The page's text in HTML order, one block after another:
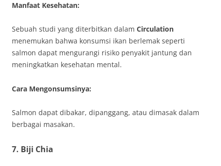
Manfaat Kesehatan:
Sebuah studi yang diterbitkan dalam Circulation
menemukan bahwa konsumsi ikan berlemak seperti
salmon dapat mengurangi risiko penyakit jantung dan
meningkatkan kesehatan mental.
Cara Mengonsumsinya:
Salmon dapat dibakar, dipanggang, atau dimasak dalam
berbagai masakan.
7. Biji Chia